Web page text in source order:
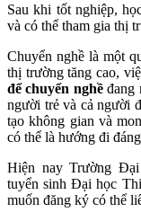
Sau khi tốt nghiệp,
và có thể tham gia thị
Chuyển nghề là một
thị trường tăng cao,
để chuyển nghềđang
người trẻ và cả người
tạo không gian và
có thể là hướng đi
Hiện nay Trường
tuyển sinh Đại học
muốn đăng ký có thể